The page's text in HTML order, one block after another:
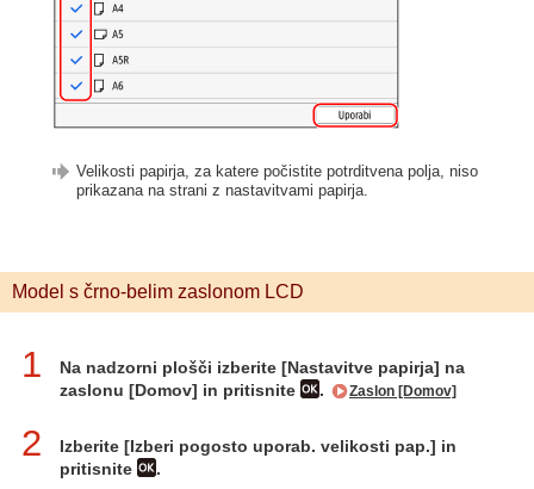
Velikosti papirja, za katere počistite potrditvena polja, niso
prikazana na strani z nastavitvami papirja.
Model s črno-belim zaslonom LCD
1
Na nadzorni plošči izberite [Nastavitve papirja] na
zaslonu [Domov] in pritisnite
. Zaslon [Domov]
2
Izberite [Izberi pogosto uporab. velikosti pap.] in
pritisnite
.